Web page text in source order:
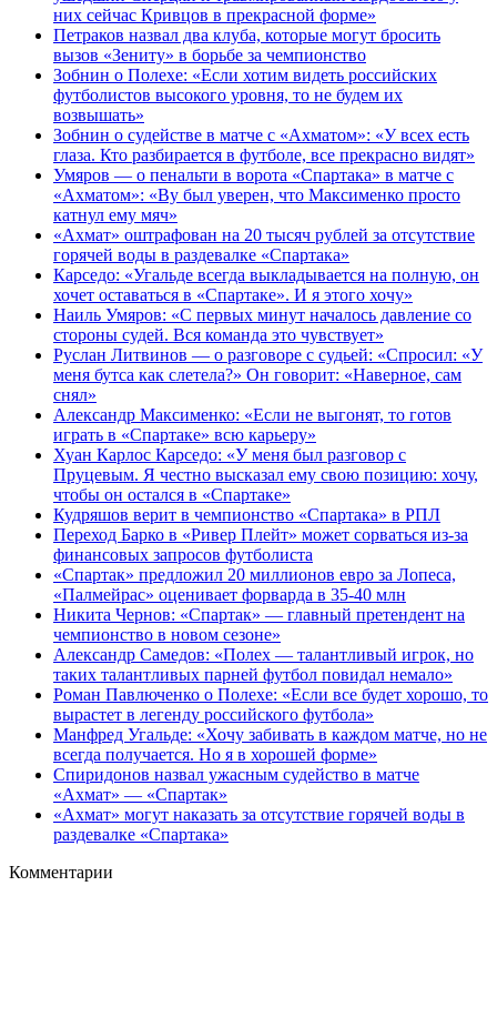
них сейчас Кривцов в прекрасной форме»
Петраков назвал два клуба, которые могут бросить
вызов «Зениту» в борьбе за чемпионство
Зобнин о Полехе: «Если хотим видеть российских
футболистов высокого уровня, то не будем их
возвышать»
Зобнин о судействе в матче с «Ахматом»: «У всех есть
глаза. Кто разбирается в футболе, все прекрасно видят»
Умяров — о пенальти в ворота «Спартака» в матче с
«Ахматом»: «Ву был уверен, что Максименко просто
катнул ему мяч»
«Ахмат» оштрафован на 20 тысяч рублей за отсутствие
горячей воды в раздевалке «Спартака»
Карседо: «Угальде всегда выкладывается на полную, он
хочет оставаться в «Спартаке». И я этого хочу»
Наиль Умяров: «С первых минут началось давление со
стороны судей. Вся команда это чувствует»
Руслан Литвинов — о разговоре с судьей: «Спросил: «У
меня бутса как слетела?» Он говорит: «Наверное, сам
снял»
Александр Максименко: «Если не выгонят, то готов
играть в «Спартаке» всю карьеру»
Хуан Карлос Карседо: «У меня был разговор с
Пруцевым. Я честно высказал ему свою позицию: хочу,
чтобы он остался в «Спартаке»
Кудряшов верит в чемпионство «Спартака» в РПЛ
Переход Барко в «Ривер Плейт» может сорваться из‑за
финансовых запросов футболиста
«Спартак» предложил 20 миллионов евро за Лопеса,
«Палмейрас» оценивает форварда в 35-40 млн
Никита Чернов: «Спартак» — главный претендент на
чемпионство в новом сезоне»
Александр Самедов: «Полех — талантливый игрок, но
таких талантливых парней футбол повидал немало»
Роман Павлюченко о Полехе: «Если все будет хорошо, то
вырастет в легенду российского футбола»
Манфред Угальде: «Хочу забивать в каждом матче, но не
всегда получается. Но я в хорошей форме»
Спиридонов назвал ужасным судейство в матче
«Ахмат» — «Спартак»
«Ахмат» могут наказать за отсутствие горячей воды в
раздевалке «Спартака»
Комментарии